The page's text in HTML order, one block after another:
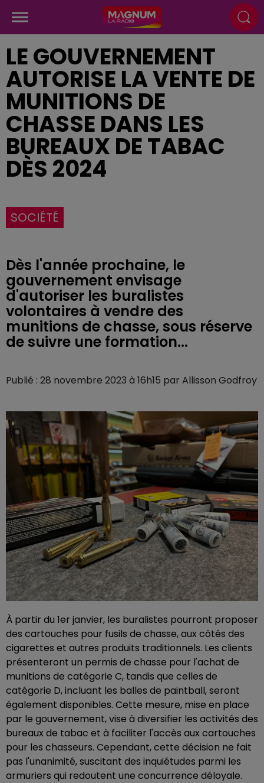
LE GOUVERNEMENT
AUTORISE LA VENTE DE
MUNITIONS DE
CHASSE DANS LES
BUREAUX DE TABAC
DÈS 2024
SOCIÉTÉ
Dès l'année prochaine, le
gouvernement envisage
d'autoriser les buralistes
volontaires à vendre des
munitions de chasse, sous réserve
de suivre une formation...
Publié : 28 novembre 2023 à 16h15 par Allisson Godfroy
À partir du 1er janvier, les buralistes pourront proposer
des cartouches pour fusils de chasse, aux côtés des
cigarettes et autres produits traditionnels. Les clients
présenteront un permis de chasse pour l'achat de
munitions de catégorie C, tandis que celles de
catégorie D, incluant les balles de paintball, seront
également disponibles. Cette mesure, mise en place
par le gouvernement, vise à diversifier les activités des
bureaux de tabac et à faciliter l'accès aux cartouches
pour les chasseurs. Cependant, cette décision ne fait
pas l'unanimité, suscitant des inquiétudes parmi les
armuriers qui redoutent une concurrence déloyale.